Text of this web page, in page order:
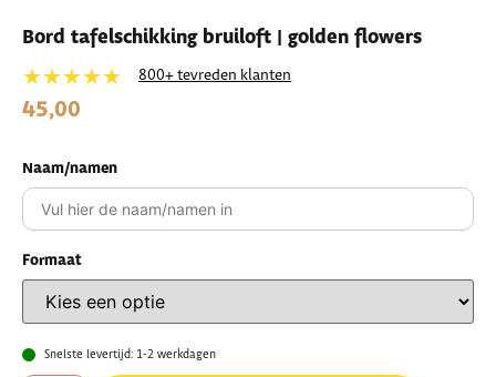
Bord tafelschikking bruiloft | golden flowers
★★★★★ 800+ tevreden klanten
45,00
Naam/namen
Formaat
Snelste levertijd: 1-2 werkdagen